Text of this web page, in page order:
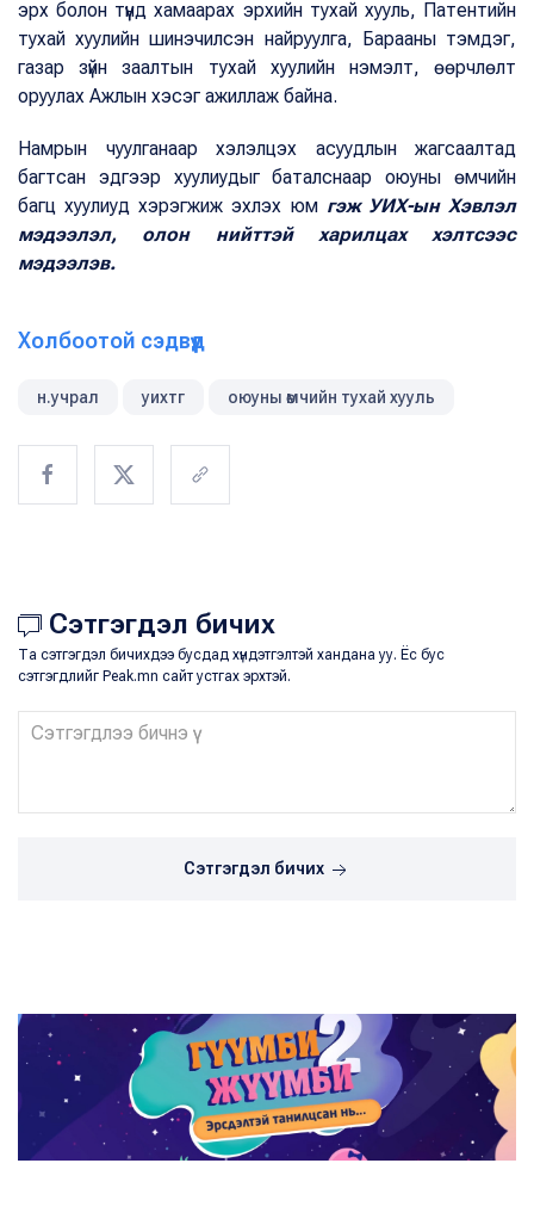
эрх болон түүнд хамаарах эрхийн тухай хууль, Патентийн
тухай хуулийн шинэчилсэн найруулга, Барааны тэмдэг,
газар зүйн заалтын тухай хуулийн нэмэлт, өөрчлөлт
оруулах Ажлын хэсэг ажиллаж байна.
Намрын чуулганаар хэлэлцэх асуудлын жагсаалтад
багтсан эдгээр хуулиудыг баталснаар оюуны өмчийн
багц хуулиуд хэрэгжиж эхлэх юм гэж УИХ-ын Хэвлэл
мэдээлэл, олон нийттэй харилцах хэлтсээс
мэдээлэв.
Холбоотой сэдвүүд
н.учрал уихтг оюуны өмчийн тухай хууль
Сэтгэгдэл бичих
Та сэтгэгдэл бичихдээ бусдад хүндэтгэлтэй хандана уу. Ёс бус
сэтгэгдлийг Peak.mn сайт устгах эрхтэй.
Сэтгэгдэл бичих